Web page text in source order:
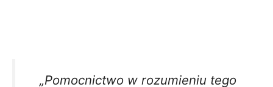
„Pomocnictwo w rozumieniu tego